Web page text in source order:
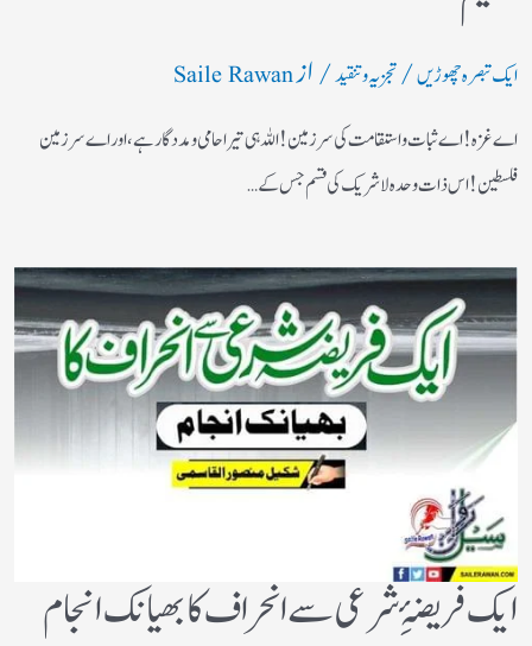
ایک تبصرہ چھوڑیں/تجزیہ و تنقید/ ازSaile Rawan
اے غزہ! اے ثبات واستقامت کی سرزمین! اللہ ہی تیرا حامی ومددگار ہے، اور اے سرزمین
فلسطین! اس ذات وحدہ لاشریک کی قسم جس کے…
ایک فریضۂِ شرعی سے انحراف کا بھیانک انجام